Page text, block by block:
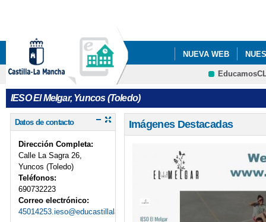
NUEVA WEB
IESO El Melgar, Yuncos (Toledo)
Datos de contacto
Dirección Completa:
Calle La Sagra 26,
Yuncos (Toledo)
Teléfonos:
690732223
Correo electrónico:
45014253.ieso@educastillalamancha.es
Imágenes Destacadas